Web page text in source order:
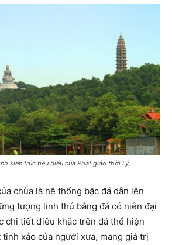
kiến trúc tiêu biểu của Phật giáo thời Lý,
chùa là hệ thống bậc đá dẫn lên
tượng linh thú bằng đá có niên đại
chi tiết điêu khắc trên đá thể hiện
xảo của người xưa, mang giá trị